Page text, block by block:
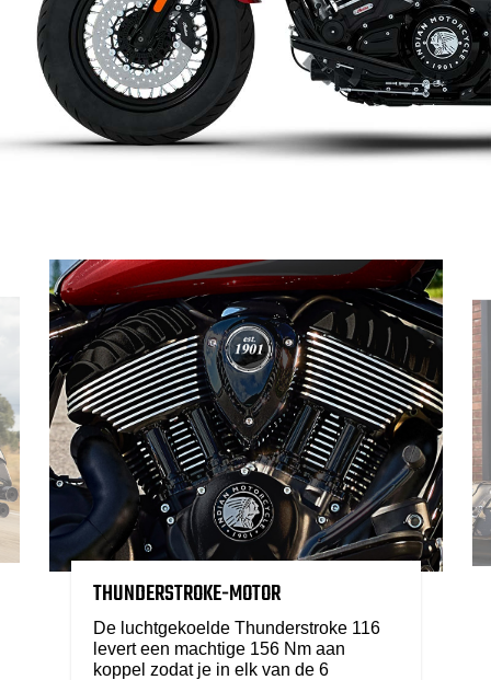
THUNDERSTROKE-MOTOR
De luchtgekoelde Thunderstroke 116
levert een machtige 156 Nm aan
koppel zodat je in elk van de 6